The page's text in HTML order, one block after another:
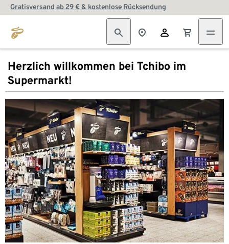
Gratisversand ab 29 € & kostenlose Rücksendung
Herzlich willkommen bei Tchibo im
Supermarkt!